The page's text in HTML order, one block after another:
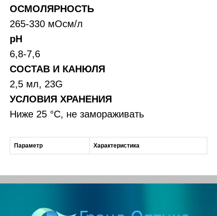
ОСМОЛЯРНОСТЬ
265-330 мОсм/л
pH
6,8-7,6
СОСТАВ И КАНЮЛЯ
2,5 мл, 23G
УСЛОВИЯ ХРАНЕНИЯ
Ниже 25 °С, не замораживать
Параметр Характеристика
О нас
Публичная оферта
Отзывы